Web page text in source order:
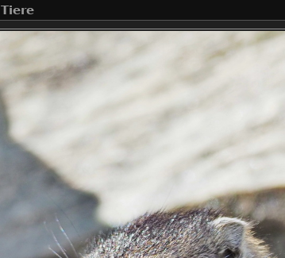
Tiere